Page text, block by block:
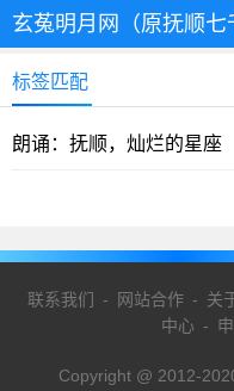
玄菟明月网（原抚顺七
标签匹配
朗诵：抚顺，灿烂的星座
联系我们 - 网站合作- 关
中心 -
Copyright @ 2012-